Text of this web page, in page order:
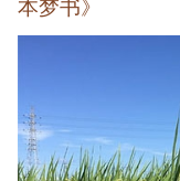
本梦书》